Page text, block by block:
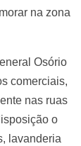
na zona
Osório
comerciais,
nas ruas
o
lavanderia